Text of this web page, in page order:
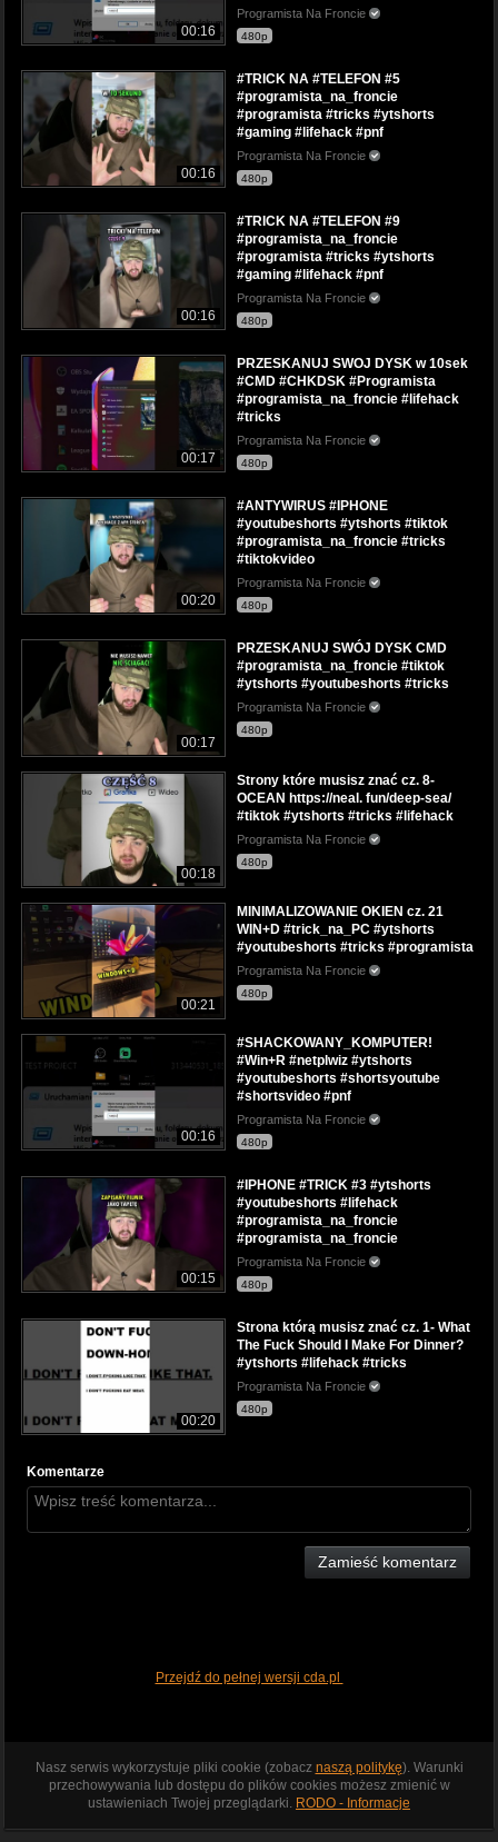
00:16
Programista Na Froncie
480p
00:16
#TRICK NA #TELEFON #5
#programista_na_froncie
#programista #tricks #ytshorts
#gaming #lifehack #pnf
Programista Na Froncie
480p
00:16
#TRICK NA #TELEFON #9
#programista_na_froncie
#programista #tricks #ytshorts
#gaming #lifehack #pnf
Programista Na Froncie
480p
00:17
PRZESKANUJ SWOJ DYSK w 10sek
#CMD #CHKDSK #Programista
#programista_na_froncie #lifehack
#tricks
Programista Na Froncie
480p
00:20
#ANTYWIRUS #IPHONE
#youtubeshorts #ytshorts #tiktok
#programista_na_froncie #tricks
#tiktokvideo
Programista Na Froncie
480p
00:17
PRZESKANUJ SWÓJ DYSK CMD
#programista_na_froncie #tiktok
#ytshorts #youtubeshorts #tricks
Programista Na Froncie
480p
00:18
Strony które musisz znać cz. 8-
OCEAN https://neal. fun/deep-sea/
#tiktok #ytshorts #tricks #lifehack
Programista Na Froncie
480p
00:21
MINIMALIZOWANIE OKIEN cz. 21
WIN+D #trick_na_PC #ytshorts
#youtubeshorts #tricks #programista
Programista Na Froncie
480p
00:16
#SHACKOWANY_KOMPUTER!
#Win+R #netplwiz #ytshorts
#youtubeshorts #shortsyoutube
#shortsvideo #pnf
Programista Na Froncie
480p
00:15
#IPHONE #TRICK #3 #ytshorts
#youtubeshorts #lifehack
#programista_na_froncie
#programista_na_froncie
Programista Na Froncie
480p
00:20
Strona którą musisz znać cz. 1- What
The Fuck Should I Make For Dinner?
#ytshorts #lifehack #tricks
Programista Na Froncie
480p
Komentarze
Zamieść komentarz
Przejdź do pełnej wersji cda.pl
Nasz serwis wykorzystuje pliki cookie (zobacz naszą politykę). Warunki
przechowywania lub dostępu do plików cookies możesz zmienić w
ustawieniach Twojej przeglądarki. RODO - Informacje